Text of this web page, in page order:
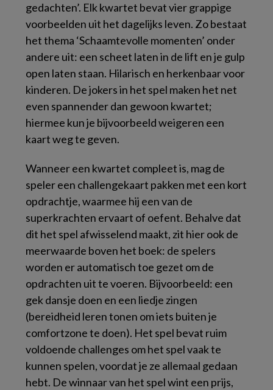
gedachten’. Elk kwartet bevat vier grappige
voorbeelden uit het dagelijks leven. Zo bestaat
het thema ‘Schaamtevolle momenten’ onder
andere uit: een scheet laten in de lift en je gulp
open laten staan. Hilarisch en herkenbaar voor
kinderen. De jokers in het spel maken het net
even spannender dan gewoon kwartet;
hiermee kun je bijvoorbeeld weigeren een
kaart weg te geven.
Wanneer een kwartet compleet is, mag de
speler een challengekaart pakken met een kort
opdrachtje, waarmee hij een van de
superkrachten ervaart of oefent. Behalve dat
dit het spel afwisselend maakt, zit hier ook de
meerwaarde boven het boek: de spelers
worden er automatisch toe gezet om de
opdrachten uit te voeren. Bijvoorbeeld: een
gek dansje doen en een liedje zingen
(bereidheid leren tonen om iets buiten je
comfortzone te doen). Het spel bevat ruim
voldoende challenges om het spel vaak te
kunnen spelen, voordat je ze allemaal gedaan
hebt. De winnaar van het spel wint een prijs,